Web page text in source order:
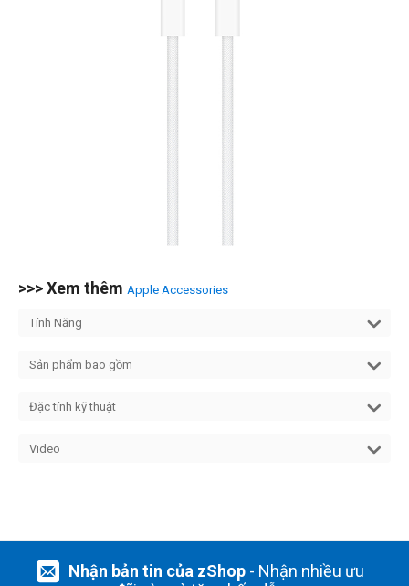
>>> Xem thêm Apple Accessories
Tính Năng
Sản phẩm bao gồm
Đặc tính kỹ thuật
Video
Nhận bản tin của zShop- Nhận nhiều ưu